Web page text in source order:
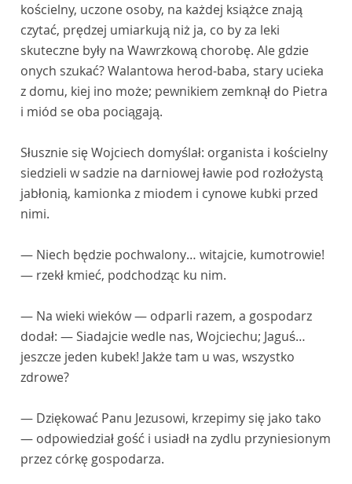
kościelny, uczone osoby, na każdej książce znają
czytać, prędzej umiarkują niż ja, co by za leki
skuteczne były na Wawrzkową chorobę. Ale gdzie
onych szukać? Walantowa herod-baba, stary ucieka
z domu, kiej ino może; pewnikiem zemknął do Pietra
i miód se oba pociągają.
Słusznie się Wojciech domyślał: organista i kościelny
siedzieli w sadzie na darniowej ławie pod rozłożystą
jabłonią, kamionka z miodem i cynowe kubki przed
nimi.
— Niech będzie pochwalony… witajcie, kumotrowie!
— rzekł kmieć, podchodząc ku nim.
— Na wieki wieków — odparli razem, a gospodarz
dodał: — Siadajcie wedle nas, Wojciechu; Jaguś…
jeszcze jeden kubek! Jakże tam u was, wszystko
zdrowe?
— Dziękować Panu Jezusowi, krzepimy się jako tako
— odpowiedział gość i usiadł na zydlu przyniesionym
przez córkę gospodarza.